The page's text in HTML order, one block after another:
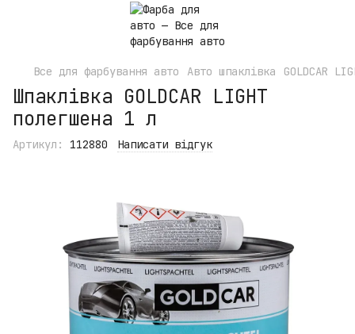
Все для фарбування авто Авто шпаклівка GOLDCAR
Шпаклівка GOLDCAR LIGHT
полегшена 1 л
Артикул: 112880 Написати відгук